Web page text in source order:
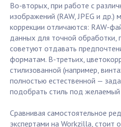
Во-вторых, при работе с
изображений (RAW, JPEG и
коррекции отличаются: RAW-
данных для точной обработки,
советуют отдавать
форматам. В-третьих,
стилизованной (например,
полностью естественной —
подобрать стиль под желаемый
Сравнивая самостоятельное
экспертами на Workzilla, стоит